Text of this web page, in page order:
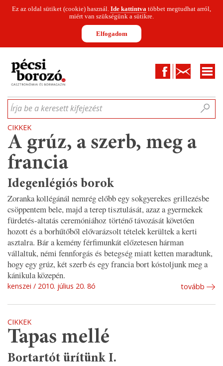
Ez az oldal sütiket (cookie) használ. Ide kattintva többet megtudhat arról,
miért van szükségünk a sütikre.
Elfogadom
FacebookKapcsolat
CIKKEKHÍREKINFOGRAFIKÁKMUNKATÁRSAKWINESOFA
Írja be a keresett kifejezést
CIKKEK
A grúz, a szerb, meg a
francia
Idegenlégiós borok
Zoranka kollégánál nemrég előbb egy sokgyerekes grillezésbe
csöppentem bele, majd a terep tisztulását, azaz a gyermekek
fürdetés-altatás ceremóniához történő távozását követően
hozott és a borhűtőből elővarázsolt tételek kerültek a kerti
asztalra. Bár a kemény férfimunkát előzetesen hárman
vállaltuk, némi fennforgás és betegség miatt ketten maradtunk,
hogy egy grúz, két szerb és egy francia bort kóstoljunk meg a
kánikula közepén.
kenszei 2010. július 20. 8ó tovább
CIKKEK
Tapas mellé
Bortartót ürítünk I.